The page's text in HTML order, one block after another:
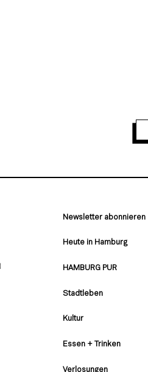
Newsletter abonnieren
Heute in Hamburg
HAMBURG PUR
Stadtleben
Kultur
Essen + Trinken
Verlosungen